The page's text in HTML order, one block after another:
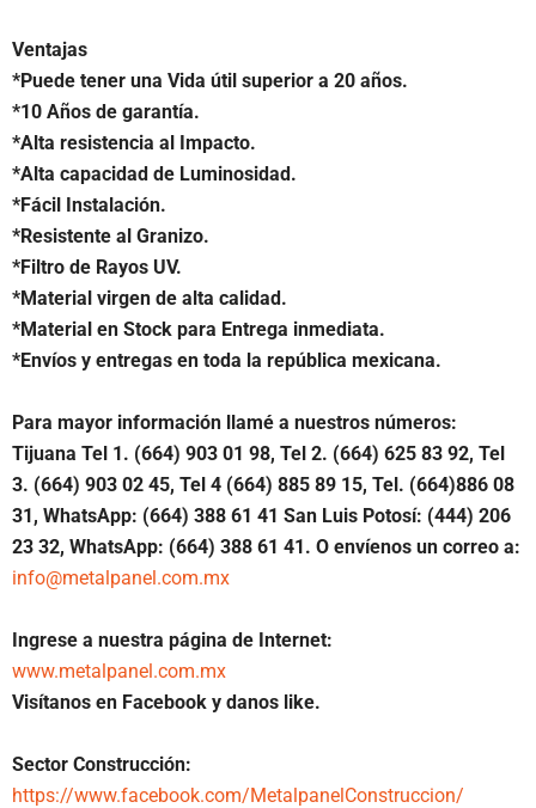
Ventajas
*Puede tener una Vida útil superior a 20 años.
*10 Años de garantía.
*Alta resistencia al Impacto.
*Alta capacidad de Luminosidad.
*Fácil Instalación.
*Resistente al Granizo.
*Filtro de Rayos UV.
*Material virgen de alta calidad.
*Material en Stock para Entrega inmediata.
*Envíos y entregas en toda la república mexicana.
Para mayor información llamé a nuestros números:
Tijuana Tel 1. (664) 903 01 98, Tel 2. (664) 625 83 92, Tel
3. (664) 903 02 45, Tel 4 (664) 885 89 15, Tel. (664)886 08
31, WhatsApp: (664) 388 61 41 San Luis Potosí: (444) 206
23 32, WhatsApp: (664) 388 61 41. O envíenos un correo a:
info@metalpanel.com.mx
Ingrese a nuestra página de Internet:
www.metalpanel.com.mx
Visítanos en Facebook y danos like.
Sector Construcción:
https://www.facebook.com/MetalpanelConstruccion/